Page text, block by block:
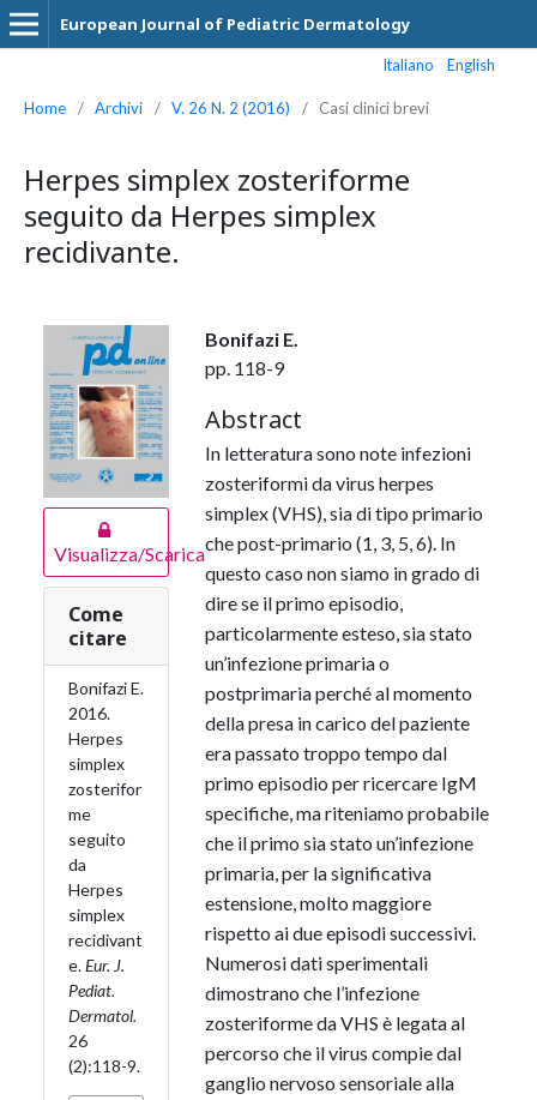
European Journal of Pediatric Dermatology
Italiano English
Home / Archivi / V. 26 N. 2 (2016) / Casi clinici brevi
Herpes simplex zosteriforme
seguito da Herpes simplex
recidivante.
Visualizza/Scarica
Come
citare
Bonifazi E.
2016.
Herpes
simplex
zosterifor
me
seguito
da
Herpes
simplex
recidivant
e.Eur. J.
Pediat.
Dermatol.
26
(2):118-9.
Bonifazi E.
pp. 118-9
Abstract
In letteratura sono note infezioni
zosteriformi da virus herpes
simplex (VHS), sia di tipo primario
che post-primario (1, 3, 5, 6). In
questo caso non siamo in grado di
dire se il primo episodio,
particolarmente esteso, sia stato
un’infezione primaria o
postprimaria perché al momento
della presa in carico del paziente
era passato troppo tempo dal
primo episodio per ricercare IgM
specifiche, ma riteniamo probabile
che il primo sia stato un’infezione
primaria, per la significativa
estensione, molto maggiore
rispetto ai due episodi successivi.
Numerosi dati sperimentali
dimostrano che l’infezione
zosteriforme da VHS è legata al
percorso che il virus compie dal
ganglio nervoso sensoriale alla